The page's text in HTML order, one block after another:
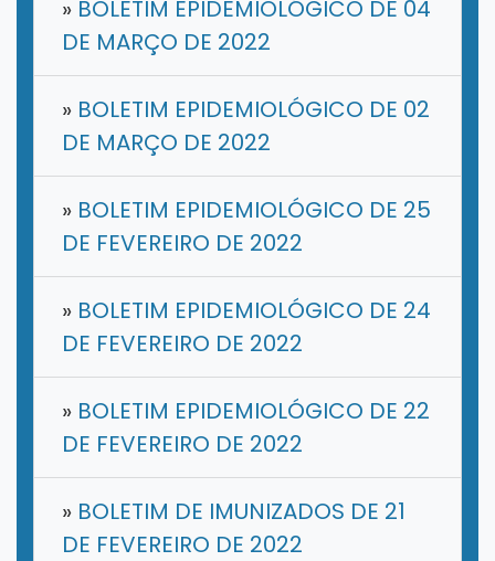
» BOLETIM EPIDEMIOLÓGICO DE 04
DE MARÇO DE 2022
» BOLETIM EPIDEMIOLÓGICO DE 02
DE MARÇO DE 2022
» BOLETIM EPIDEMIOLÓGICO DE 25
DE FEVEREIRO DE 2022
» BOLETIM EPIDEMIOLÓGICO DE 24
DE FEVEREIRO DE 2022
» BOLETIM EPIDEMIOLÓGICO DE 22
DE FEVEREIRO DE 2022
» BOLETIM DE IMUNIZADOS DE 21
DE FEVEREIRO DE 2022